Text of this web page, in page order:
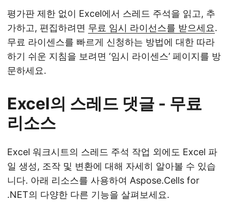
평가판 제한 없이 Excel에서 스레드 주석을 읽고, 추
가하고, 편집하려면 무료 임시 라이선스를 받으세요.
무료 라이센스를 빠르게 신청하는 방법에 대한 따라
하기 쉬운 지침을 보려면 ‘임시 라이센스’ 페이지를 방
문하세요.
Excel의 스레드 댓글 - 무료
리소스
Excel 워크시트의 스레드 주석 작업 외에도 Excel 파
일 생성, 조작 및 변환에 대해 자세히 알아볼 수 있습
니다. 아래 리소스를 사용하여 Aspose.Cells for
.NET의 다양한 다른 기능을 살펴보세요.